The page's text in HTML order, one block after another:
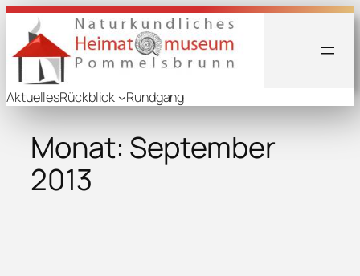
Zum
Inhalt
springen
AktuellesRückblick Rundgang
Monat: September
2013